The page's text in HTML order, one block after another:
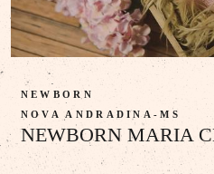
NEWBORN MARIA
NEWBORN
NOVA ANDRADINA-MS